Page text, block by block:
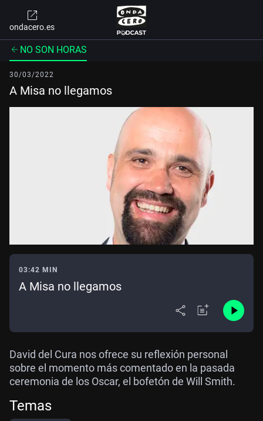
ondacero.es
NO SON HORAS
30/03/2022
A Misa no llegamos
03:42 MIN
A Misa no llegamos
David del Cura nos ofrece su reflexión personal
sobre el momento más comentado en la pasada
ceremonia de los Oscar, el bofetón de Will Smith.
Temas